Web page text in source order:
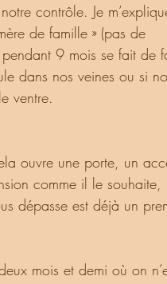
contrôle. Je
de famille » (pas de
9 mois se fait de
dans nos veines ou si
ventre.
comme il le souhaite,
dépasse est déjà un